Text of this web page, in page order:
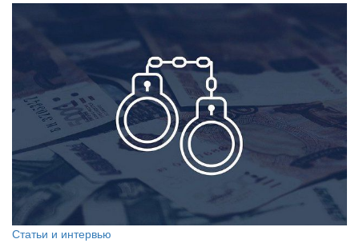
Статьи и интервью